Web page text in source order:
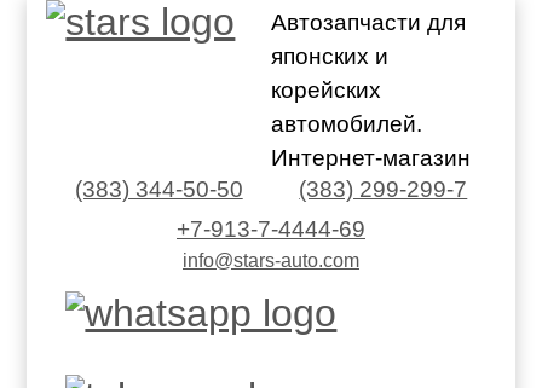
Автозапчасти для
японских и
корейских
автомобилей.
Интернет-магазин
(383) 344-50-50
(383) 299-299-7
+7-913-7-4444-69
info@stars-auto.com